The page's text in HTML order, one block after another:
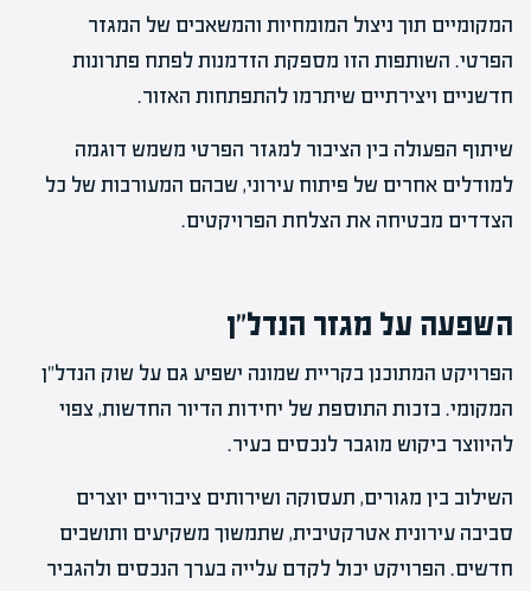
המקומיים תוך ניצול המומחיות והמשאבים של המגזר
הפרטי. השותפות הזו מספקת הזדמנות לפתח פתרונות
חדשניים ויצירתיים שיתרמו להתפתחות האזור.
שיתוף הפעולה בין הציבור למגזר הפרטי משמש דוגמה
למודלים אחרים של פיתוח עירוני, שבהם המעורבות של כל
הצדדים מבטיחה את הצלחת הפרויקטים.
השפעה על מגזר הנדל"ן
הפרויקט המתוכנן בקריית שמונה ישפיע גם על שוק הנדל"ן
המקומי. בזכות התוספת של יחידות הדיור החדשות, צפוי
להיווצר ביקוש מוגבר לנכסים בעיר.
השילוב בין מגורים, תעסוקה ושירותים ציבוריים יוצרים
סביבה עירונית אטרקטיבית, שתמשוך משקיעים ותושבים
חדשים. הפרויקט יכול לקדם עלייה בערך הנכסים ולהגביר